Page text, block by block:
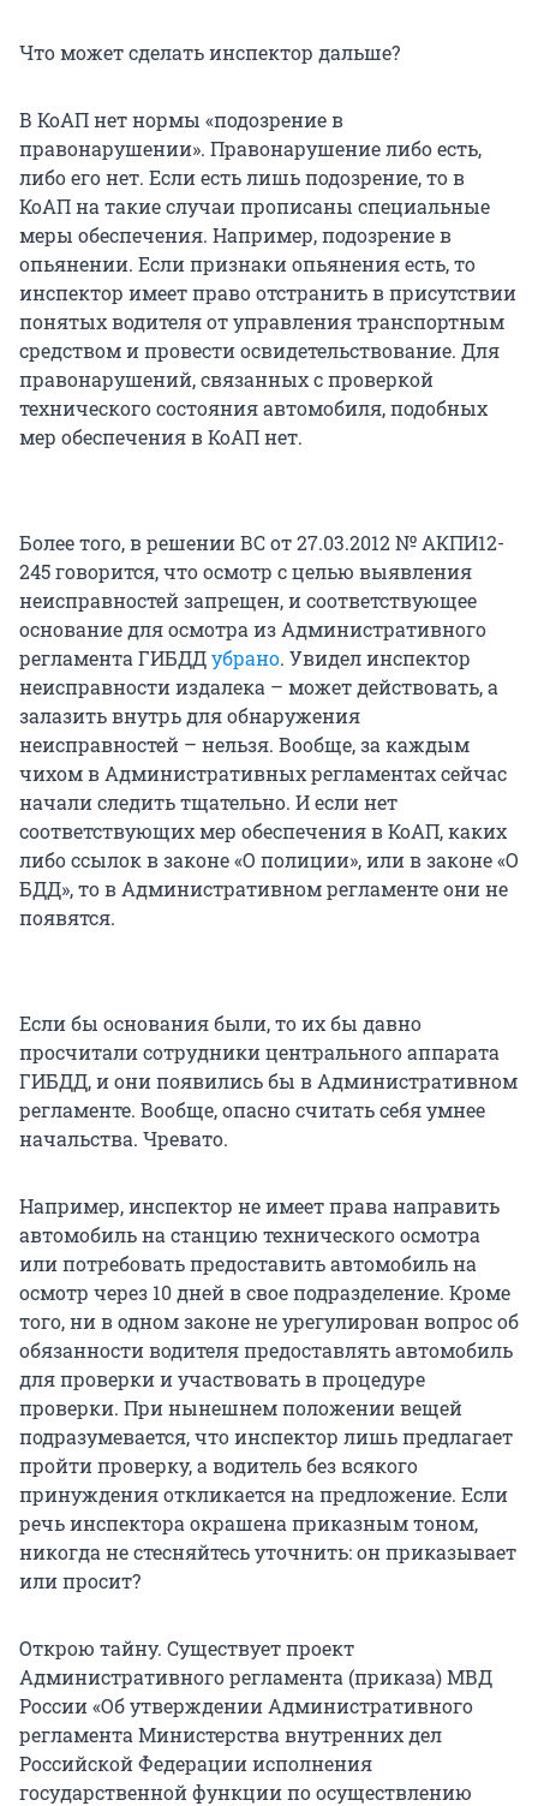
Что может сделать инспектор дальше?
В КоАП нет нормы «подозрение в
правонарушении». Правонарушение либо есть,
либо его нет. Если есть лишь подозрение, то в
КоАП на такие случаи прописаны специальные
меры обеспечения. Например, подозрение в
опьянении. Если признаки опьянения есть, то
инспектор имеет право отстранить в присутствии
понятых водителя от управления транспортным
средством и провести освидетельствование. Для
правонарушений, связанных с проверкой
технического состояния автомобиля, подобных
мер обеспечения в КоАП нет.
Более того, в решении ВС от 27.03.2012 № АКПИ12-
245 говорится, что осмотр с целью выявления
неисправностей запрещен, и соответствующее
основание для осмотра из Административного
регламента ГИБДДубрано. Увидел инспектор
неисправности издалека – может действовать, а
залазить внутрь для обнаружения
неисправностей – нельзя. Вообще, за каждым
чихом в Административных регламентах сейчас
начали следить тщательно. И если нет
соответствующих мер обеспечения в КоАП, каких
либо ссылок в законе «О полиции», или в законе «О
БДД», то в Административном регламенте они не
появятся.
Если бы основания были, то их бы давно
просчитали сотрудники центрального аппарата
ГИБДД, и они появились бы в Административном
регламенте. Вообще, опасно считать себя умнее
начальства. Чревато.
Например, инспектор не имеет права направить
автомобиль на станцию технического осмотра
или потребовать предоставить автомобиль на
осмотр через 10 дней в свое подразделение. Кроме
того, ни в одном законе не урегулирован вопрос об
обязанности водителя предоставлять автомобиль
для проверки и участвовать в процедуре
проверки. При нынешнем положении вещей
подразумевается, что инспектор лишь предлагает
пройти проверку, а водитель без всякого
принуждения откликается на предложение. Если
речь инспектора окрашена приказным тоном,
никогда не стесняйтесь уточнить: он приказывает
или просит?
Открою тайну. Существует проект
Административного регламента (приказа) МВД
России «Об утверждении Административного
регламента Министерства внутренних дел
Российской Федерации исполнения
государственной функции по осуществлению